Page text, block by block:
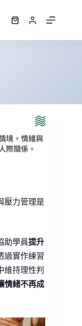
壓力管理是
助學員提升
過實作練習
維持理性判
情緒不再成